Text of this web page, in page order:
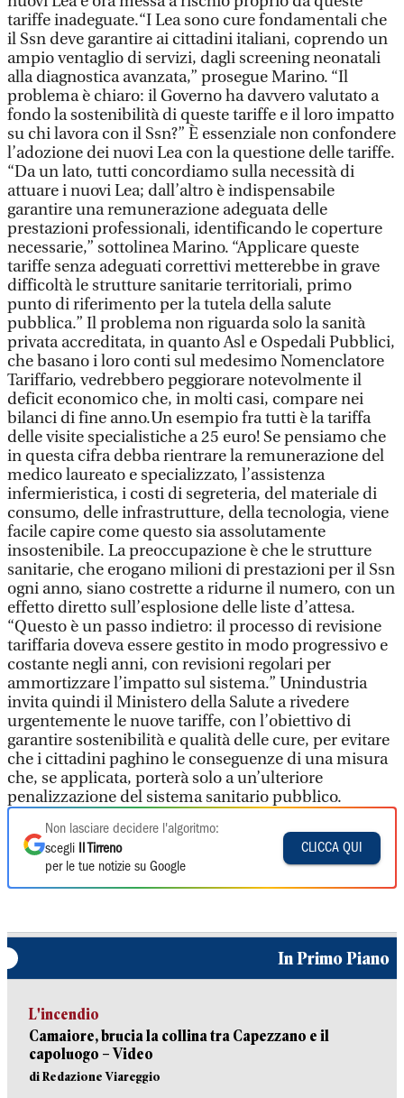
tariffe inadeguate.“I Lea sono cure fondamentali che
il Ssn deve garantire ai cittadini italiani, coprendo un
ampio ventaglio di servizi, dagli screening neonatali
alla diagnostica avanzata,” prosegue Marino. “Il
problema è chiaro: il Governo ha davvero valutato a
fondo la sostenibilità di queste tariffe e il loro impatto
su chi lavora con il Ssn?” È essenziale non confondere
l’adozione dei nuovi Lea con la questione delle tariffe.
“Da un lato, tutti concordiamo sulla necessità di
attuare i nuovi Lea; dall’altro è indispensabile
garantire una remunerazione adeguata delle
prestazioni professionali, identificando le coperture
necessarie,” sottolinea Marino. “Applicare queste
tariffe senza adeguati correttivi metterebbe in grave
difficoltà le strutture sanitarie territoriali, primo
punto di riferimento per la tutela della salute
pubblica.” Il problema non riguarda solo la sanità
privata accreditata, in quanto Asl e Ospedali Pubblici,
che basano i loro conti sul medesimo Nomenclatore
Tariffario, vedrebbero peggiorare notevolmente il
deficit economico che, in molti casi, compare nei
bilanci di fine anno.Un esempio fra tutti è la tariffa
delle visite specialistiche a 25 euro! Se pensiamo che
in questa cifra debba rientrare la remunerazione del
medico laureato e specializzato, l’assistenza
infermieristica, i costi di segreteria, del materiale di
consumo, delle infrastrutture, della tecnologia, viene
facile capire come questo sia assolutamente
insostenibile. La preoccupazione è che le strutture
sanitarie, che erogano milioni di prestazioni per il Ssn
ogni anno, siano costrette a ridurne il numero, con un
effetto diretto sull’esplosione delle liste d’attesa.
“Questo è un passo indietro: il processo di revisione
tariffaria doveva essere gestito in modo progressivo e
costante negli anni, con revisioni regolari per
ammortizzare l’impatto sul sistema.” Unindustria
invita quindi il Ministero della Salute a rivedere
urgentemente le nuove tariffe, con l’obiettivo di
garantire sostenibilità e qualità delle cure, per evitare
che i cittadini paghino le conseguenze di una misura
che, se applicata, porterà solo a un’ulteriore
penalizzazione del sistema sanitario pubblico.
Non lasciare decidere l'algoritmo:
scegli
Il Tirreno
per le tue notizie su Google
CLICCA QUI
In Primo Piano
L'incendio
Camaiore, brucia la collina tra Capezzano e il
capoluogo – Video
di Redazione Viareggio